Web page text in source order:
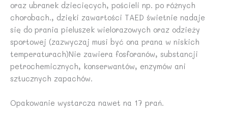
oraz ubranek dziecięcych, pościeli np. po różnych
chorobach., dzięki zawartości TAED świetnie nadaje
się do prania pieluszek wielorazowych oraz odzieży
sportowej (zazwyczaj musi być ona prana w niskich
temperaturach)Nie zawiera fosforanów, substancji
petrochemicznych, konserwantów, enzymów ani
sztucznych zapachów.
Opakowanie wystarcza nawet na 17 prań.